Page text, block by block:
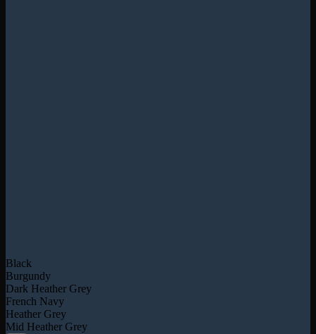
Black
Burgundy
Dark Heather Grey
French Navy
Heather Grey
Mid Heather Grey